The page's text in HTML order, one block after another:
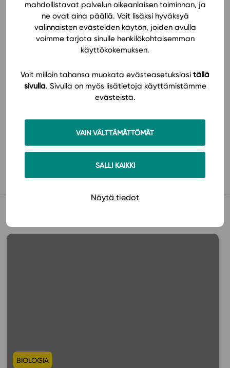
mahdollistavat palvelun oikeanlaisen toiminnan, ja
ne ovat aina päällä. Voit lisäksi hyväksyä
valinnaisten evästeiden käytön, joiden avulla
voimme tarjota sinulle henkilökohtaisemman
käyttökokemuksen.
Voit milloin tahansa muokata evästeasetuksiasi tällä
sivulla. Sivulla on myös lisätietoja käyttämistämme
evästeistä.
VAIN VÄLTTÄMÄTTÖMÄT
SALLI KAIKKI
Näytä tiedot
Käyttöönotto
BIOLOGIA